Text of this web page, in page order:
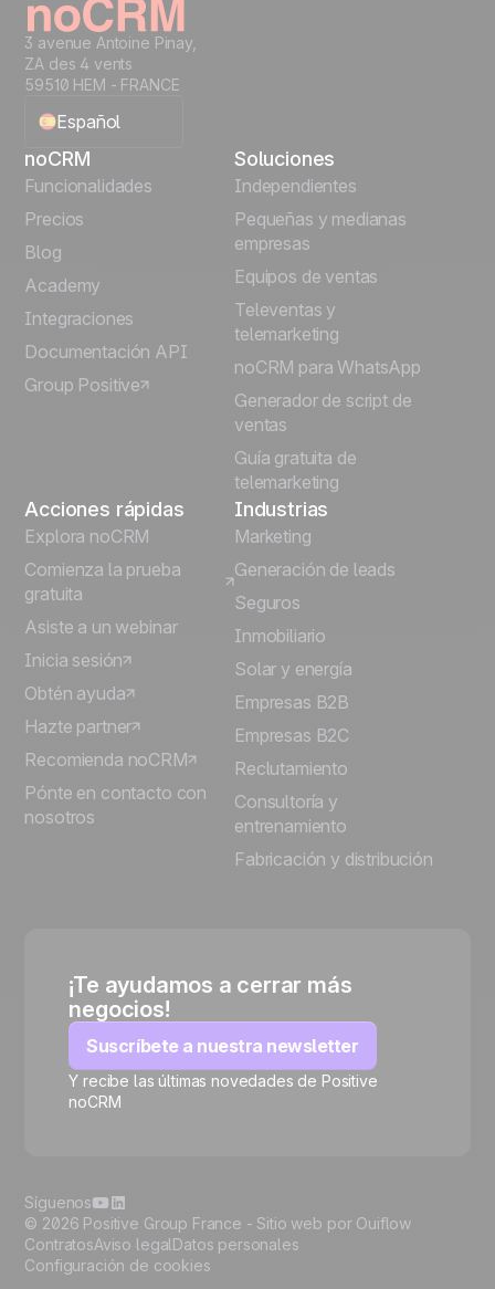
3 avenue Antoine Pinay,
ZA des 4 vents
59510 HEM - FRANCE
Español
English
Português
Italiano
Deutsch
noCRM
Funcionalidades
Precios
Blog
Academy
Integraciones
Documentación API
Group Positive
Soluciones
Independientes
Pequeñas y medianas
empresas
Equipos de ventas
Televentas y
telemarketing
noCRM para WhatsApp
Generador de script de
ventas
Guía gratuita de
telemarketing
Acciones rápidas
Explora noCRM
Comienza la prueba
gratuita
Asiste a un webinar
Inicia sesión
Obtén ayuda
Hazte partner
Recomienda noCRM
Pónte en contacto con
nosotros
Industrias
Marketing
Generación de leads
Seguros
Inmobiliario
Solar y energía
Empresas B2B
Empresas B2C
Reclutamiento
Consultoría y
entrenamiento
Fabricación y distribución
¡Te ayudamos a cerrar más
negocios!
Suscríbete a nuestra newsletter
Y recibe las últimas novedades de Positive
noCRM
© 2026 Positive Group France - Sitio web por Ouiflow
ContratosAviso legalDatos personales
Configuración de cookies
Síguenos